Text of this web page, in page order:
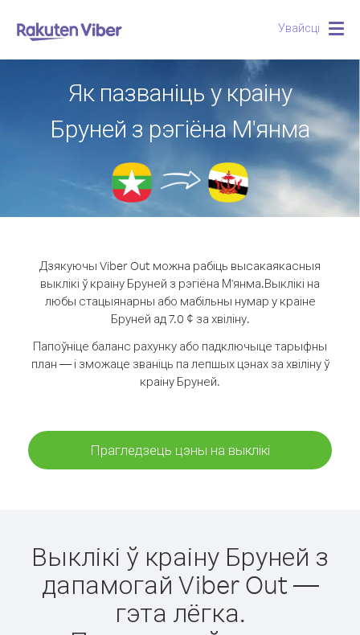
Увайсці
Як пазваніць у краіну
Бруней з рэгіёна М'янма
Дзякуючы Viber Out можна рабіць высакаякасныя
выклікі ў краіну Бруней з рэгіёна М'янма.Выклікі на
любы стацыянарны або мабільны нумар у краіне
Бруней ад 7.0 ¢ за хвіліну.
Папоўніце баланс рахунку або падключыце тарыфны
план — і зможаце званіць па лепшых цэнах за хвіліну ў
краіну Бруней.
Прагледзець цэны на выклікі
Выклікі ў краіну Бруней з
дапамогай Viber Out —
гэта лёгка.